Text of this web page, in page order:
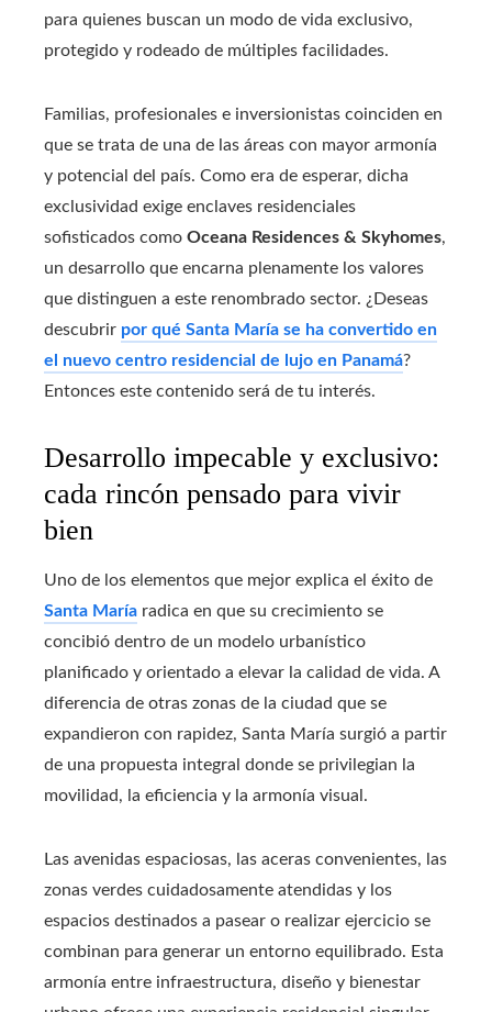
para quienes buscan un modo de vida exclusivo,
protegido y rodeado de múltiples facilidades.
Familias, profesionales e inversionistas coinciden en
que se trata de una de las áreas con mayor armonía
y potencial del país. Como era de esperar, dicha
exclusividad exige enclaves residenciales
sofisticados como Oceana Residences & Skyhomes,
un desarrollo que encarna plenamente los valores
que distinguen a este renombrado sector. ¿Deseas
descubrir por qué Santa María se ha convertido en
el nuevo centro residencial de lujo en Panamá?
Entonces este contenido será de tu interés.
Desarrollo impecable y exclusivo:
cada rincón pensado para vivir
bien
Uno de los elementos que mejor explica el éxito de
Santa María radica en que su crecimiento se
concibió dentro de un modelo urbanístico
planificado y orientado a elevar la calidad de vida. A
diferencia de otras zonas de la ciudad que se
expandieron con rapidez, Santa María surgió a partir
de una propuesta integral donde se privilegian la
movilidad, la eficiencia y la armonía visual.
Las avenidas espaciosas, las aceras convenientes, las
zonas verdes cuidadosamente atendidas y los
espacios destinados a pasear o realizar ejercicio se
combinan para generar un entorno equilibrado. Esta
armonía entre infraestructura, diseño y bienestar